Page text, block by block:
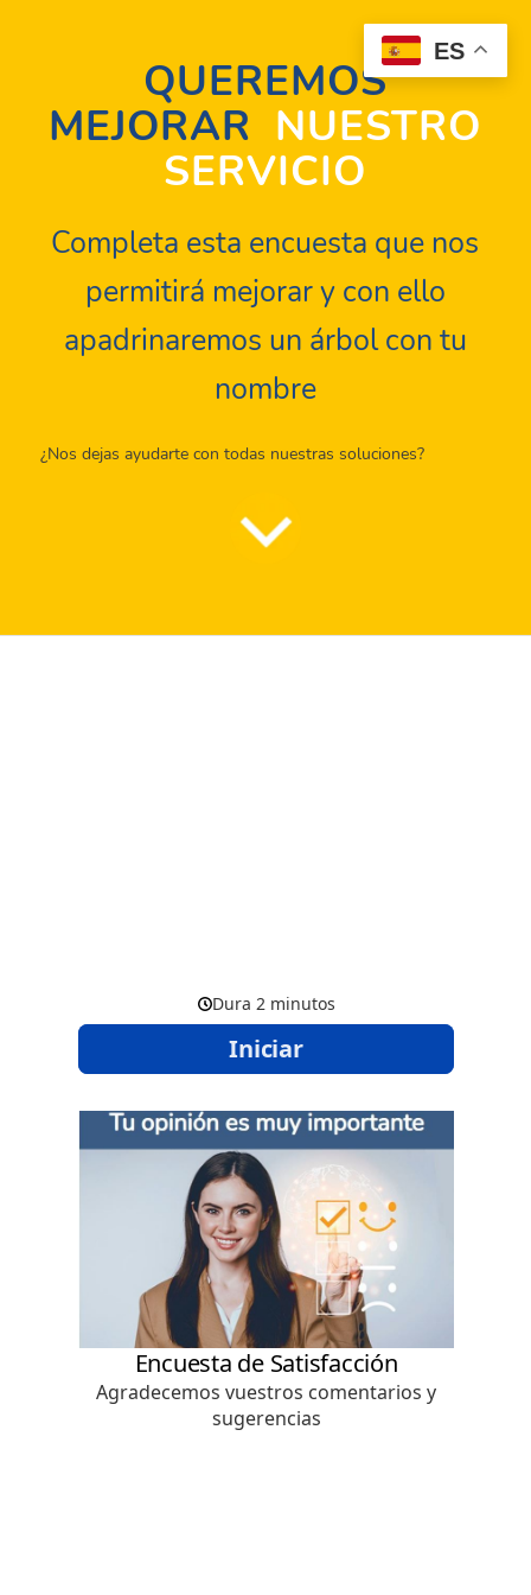
QUEREMOS
MEJORAR NUESTRO
SERVICIO
Completa esta encuesta que nos
permitirá mejorar y con ello
apadrinaremos un árbol con tu
nombre
¿Nos dejas ayudarte con todas nuestras soluciones?
ES